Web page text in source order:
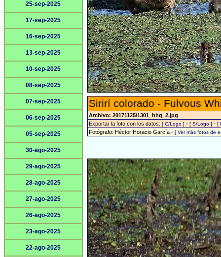
25-sep-2025
17-sep-2025
16-sep-2025
13-sep-2025
10-sep-2025
08-sep-2025
07-sep-2025
06-sep-2025
05-sep-2025
30-ago-2025
29-ago-2025
28-ago-2025
27-ago-2025
26-ago-2025
23-ago-2025
22-ago-2025
Sirirí colorado - Fulvous
Archivo: 20171125/1301_hhg_2.jpg
Exportar la foto con los datos: [ C/Logo ] - [ S/Logo ] - [
Fotógrafo: Héctor Horacio García - [ Ver más fotos de